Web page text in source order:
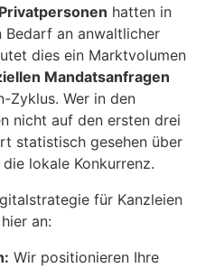
hatten in
Bedarf an anwaltlicher
dies ein Marktvolumen
Mandatsanfragen
Zyklus. Wer in den
nicht auf den ersten drei
statistisch gesehen über
lokale Konkurrenz.
für Kanzleien
an:
Wir positionieren Ihre